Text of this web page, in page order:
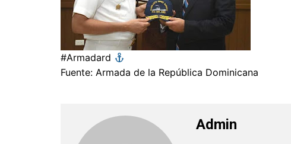
#Armadard
Fuente: Armada de la República Dominicana
Admin